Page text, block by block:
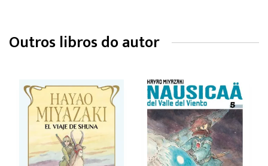
Outros libros do autor